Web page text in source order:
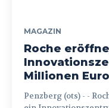
MAGAZIN
Roche
Millionen
Penzberg (ots) - - Roche investiert 300 Millionen Euro in